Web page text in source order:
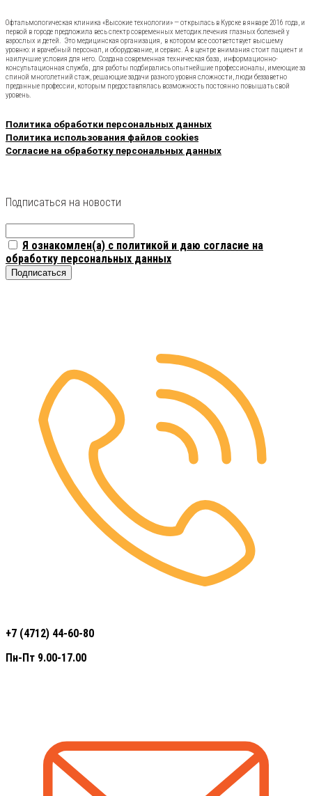
Офтальмологическая клиника «Высокие технологии» — открылась в Курске в январе 2016 года, и
первой в городе предложила весь спектр современных методик лечения глазных болезней у
взрослых и детей. Это медицинская организация, в котором все соответствует высшему
уровню: и врачебный персонал, и оборудование, и сервис. А в центре внимания стоит пациент и
наилучшие условия для него. Создана современная техническая база, информационно-
консультационная служба, для работы подбирались опытнейшие профессионалы, имеющие за
спиной многолетний стаж, решающие задачи разного уровня сложности, люди беззаветно
преданные профессии, которым предоставлялась возможность постоянно повышать свой
уровень.
Политика обработки персональных данных
Политика использования файлов cookies
Согласие на обработку персональных данных
Подписаться на новости
Я ознакомлен(а) с политикой и даю согласие на
обработку персональных данных
+7 (4712) 44-60-80
Пн-Пт 9.00-17.00